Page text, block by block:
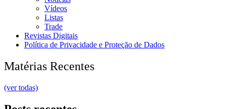
Vídeos
Listas
Trade
Revistas Digitais
Política de Privacidade e Proteção de Dados
Matérias Recentes
(ver todas)